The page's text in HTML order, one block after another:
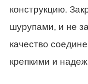
конструкцию.
шурупами, и не
качество
крепкими и